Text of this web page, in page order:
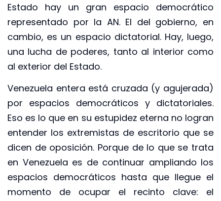
Estado hay un gran espacio democrático
representado por la AN. El del gobierno, en
cambio, es un espacio dictatorial. Hay, luego,
una lucha de poderes, tanto al interior como
al exterior del Estado.
Venezuela entera está cruzada (y agujerada)
por espacios democráticos y dictatoriales.
Eso es lo que en su estupidez eterna no logran
entender los extremistas de escritorio que se
dicen de oposición. Porque de lo que se trata
en Venezuela es de continuar ampliando los
espacios democráticos hasta que llegue el
momento de ocupar el recinto clave: el